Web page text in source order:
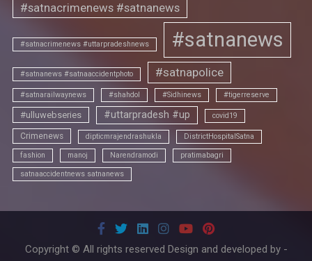
#satnacrimenews #satnanews
#satnacrimenews #uttarpradeshnews #satnanews
#satnanews #satnaaccidentphoto #satnapolice
#satnarailwaynews #shahdol #Sidhinews #tigerreserve
#ulluwebseries #uttarpradesh #up covid19
Crimenews dipticmrajendrashukla DistrictHospitalSatna
fashion manoj Narendramodi pratimabagri
satnaaccidentnews satnanews
Copyright © All rights reserved Design and developed by -